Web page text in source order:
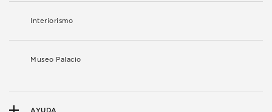
Interiorismo
Museo Palacio
AYUDA